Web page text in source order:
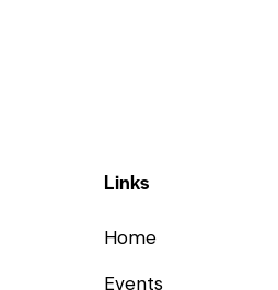
Links
Home
Events